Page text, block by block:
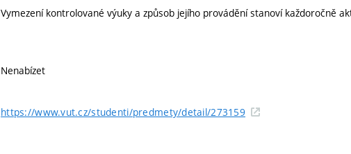
Vymezení kontrolované výuky a způsob jejího provádění stanoví každoročně
Nenabízet
https://www.vut.cz/studenti/predmety/detail/273159